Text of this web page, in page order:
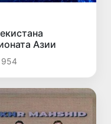
Азии
954